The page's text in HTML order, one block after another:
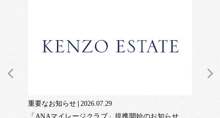
重要なお知らせ
2026.07.29
「ANAマイレージクラブ」提携開始のお知らせ